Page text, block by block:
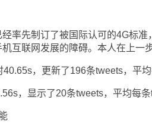
先制订了被国际认可的4G标准
互联网发展的障碍。本人在上一
，更新了196条tweets，平均
，显示了20条tweets，平均每条